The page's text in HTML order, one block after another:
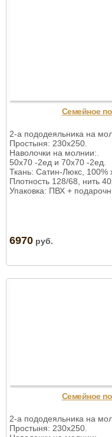
Семейное
2-а пододеяльника на
Простыня: 230х250.
Наволочки на молнии:.
50х70 -2ед и 70х70 -2ед.
Ткань: Сатин-Люкс, 100%
Плотность 128/68, нить
Упаковка: ПВХ +
6970 руб.
Семейное
2-а пододеяльника на
Простыня: 230х250.